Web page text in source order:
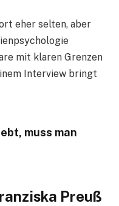
eher selten, aber
mit klaren Grenzen
Interview bringt
muss man
Preuß